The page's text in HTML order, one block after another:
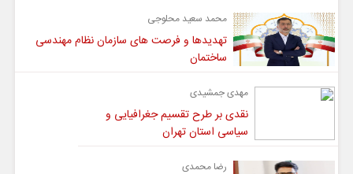
محمد سعید محلوجی
تهدیدها و فرصت های سازمان نظام مهندسی
ساختمان
مهدی جمشیدی
نقدی بر طرح تقسیم جغرافیایی و
سیاسی استان تهران
رضا محمدی